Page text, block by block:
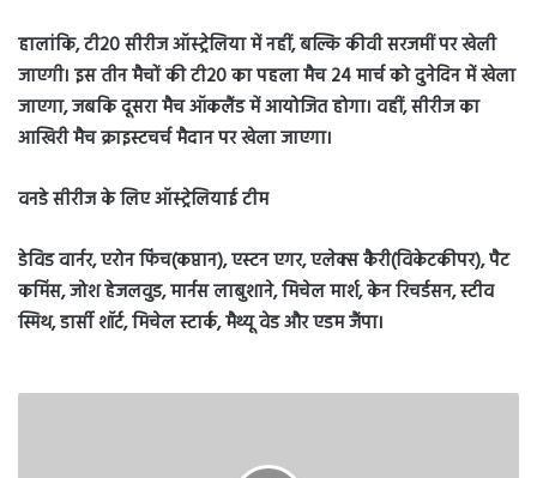
हालांकि, टी20 सीरीज ऑस्ट्रेलिया में नहीं, बल्कि कीवी सरजमीं पर खेली
जाएगी। इस तीन मैचों की टी20 का पहला मैच 24 मार्च को दुनेदिन में खेला
जाएगा, जबकि दूसरा मैच ऑकलैंड में आयोजित होगा। वहीं, सीरीज का
आखिरी मैच क्राइस्टचर्च मैदान पर खेला जाएगा।
वनडे सीरीज के लिए ऑस्ट्रेलियाई टीम
डेविड वार्नर, एरोन फिंच(कप्तान), एस्टन एगर, एलेक्स कैरी(विकेटकीपर), पैट
कमिंस, जोश हेजलवुड, मार्नस लाबुशाने, मिचेल मार्श, केन रिचर्डसन, स्टीव
स्मिथ, डार्सी शॉर्ट, मिचेल स्टार्क, मैथ्यू वेड और एडम जैंपा।